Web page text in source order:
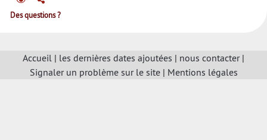
Des questions ?
Accueil | les dernières dates ajoutées | nous contacter|
Signaler un problème sur le site| Mentions légales